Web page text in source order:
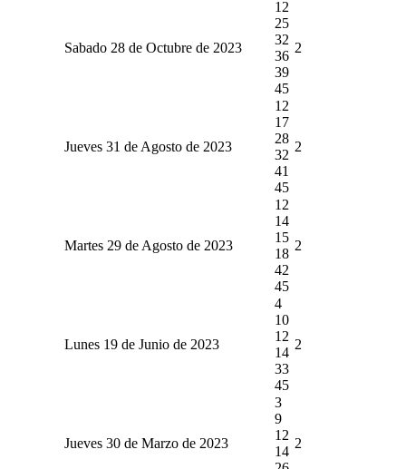
Sabado 28 de Octubre de 2023
12
25
32
36
39
45
2
Jueves 31 de Agosto de 2023
12
17
28
32
41
45
2
Martes 29 de Agosto de 2023
12
14
15
18
42
45
2
Lunes 19 de Junio de 2023
4
10
12
14
33
45
2
Jueves 30 de Marzo de 2023
3
9
12
14
2